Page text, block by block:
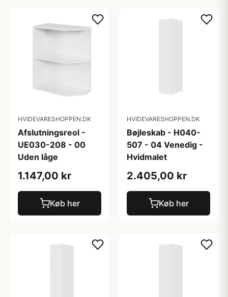
HVIDEVARESHOPPEN.DK
Afslutningsreol -
UE030-208 - 00
Uden låge
1.147,00 kr
Køb her
HVIDEVARESHOPPEN.DK
Bøjleskab - H040-
507 - 04 Venedig -
Hvidmalet
2.405,00 kr
Køb her